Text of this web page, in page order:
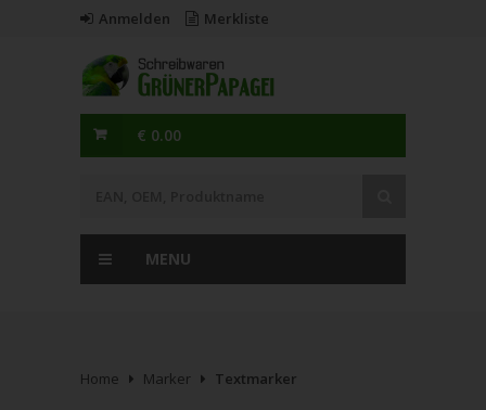
Anmelden Merkliste
€ 0.00
MENU
Home Marker Textmarker